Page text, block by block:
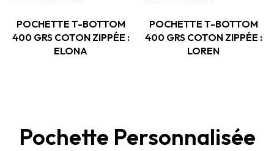
POCHETTE T-BOTTOM
400 GRS COTON ZIPPÉE :
ELONA
POCHETTE T-BOTTOM
400 GRS COTON ZIPPÉE :
LOREN
Pochette Personnalisée